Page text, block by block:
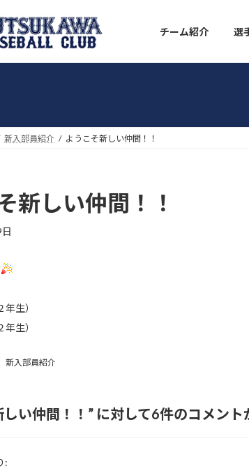
チーム紹介 選
新入部員紹介 ようこそ新しい仲間！！
新しい仲間！！
年生）
年生）
新入部員紹介
い仲間！！ ” に対して6件のコメント
: